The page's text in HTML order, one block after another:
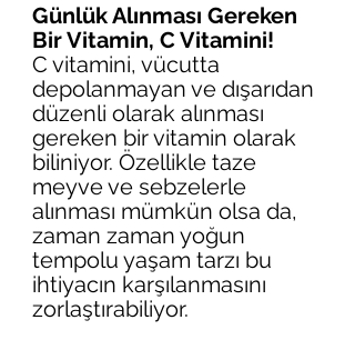
Günlük Alınması Gereken
Bir Vitamin, C Vitamini!
C vitamini, vücutta
depolanmayan ve dışarıdan
düzenli olarak alınması
gereken bir vitamin olarak
biliniyor. Özellikle taze
meyve ve sebzelerle
alınması mümkün olsa da,
zaman zaman yoğun
tempolu yaşam tarzı bu
ihtiyacın karşılanmasını
zorlaştırabiliyor.